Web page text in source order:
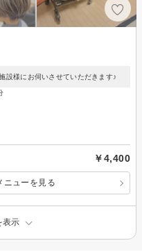
様にお伺いさせていただきます♪
￥4,400
ニューを見る
表示